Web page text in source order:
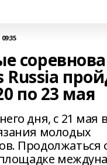
Russia
по 23 мая
дня, с 21 мая
молодых
Продолжаться